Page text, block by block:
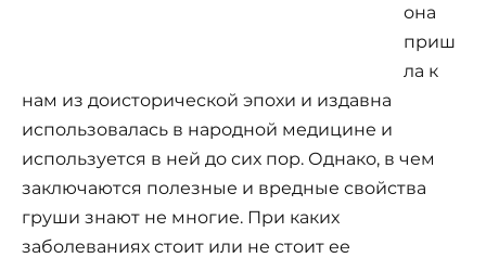
она
приш
ла к
нам из доисторической эпохи и издавна
использовалась в народной медицине и
используется в ней до сих пор. Однако, в чем
заключаются полезные и вредные свойства
груши знают не многие. При каких
заболеваниях стоит или не стоит ее